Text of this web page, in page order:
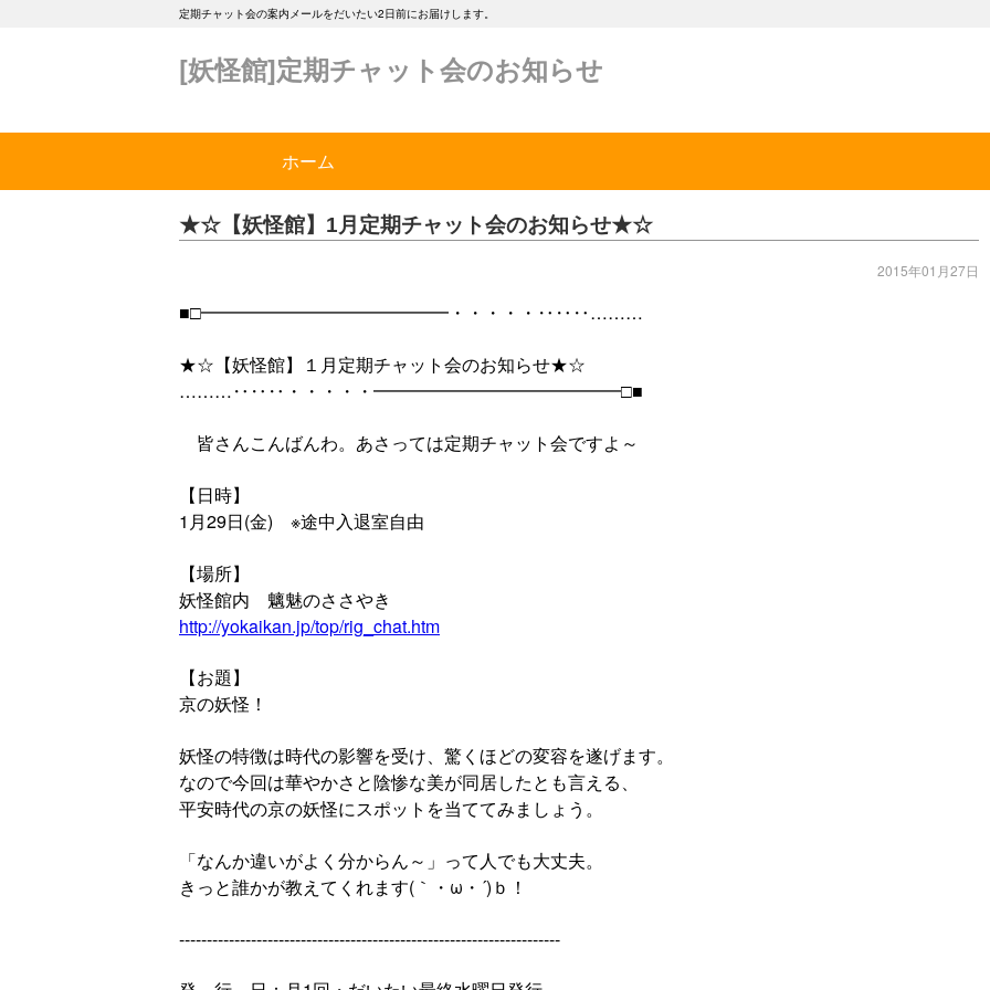
定期チャット会の案内メールをだいたい2日前にお届けします。
[妖怪館]定期チャット会のお知らせ
ホーム
★☆【妖怪館】1月定期チャット会のお知らせ★☆
2015年01月27日
■□━━━━━━━━━━━━━━・・・・・‥‥‥………
★☆【妖怪館】１月定期チャット会のお知らせ★☆
………‥‥‥・・・・・━━━━━━━━━━━━━━□■
皆さんこんばんわ。あさっては定期チャット会ですよ～
【日時】
1月29日(金) ※途中入退室自由
【場所】
妖怪館内 魑魅のささやき
http://yokaikan.jp/top/rig_chat.htm
【お題】
京の妖怪！
妖怪の特徴は時代の影響を受け、驚くほどの変容を遂げます。
なので今回は華やかさと陰惨な美が同居したとも言える、
平安時代の京の妖怪にスポットを当ててみましょう。
「なんか違いがよく分からん～」って人でも大丈夫。
きっと誰かが教えてくれます(｀・ω・´)ｂ！
---------------------------------------------------------------------